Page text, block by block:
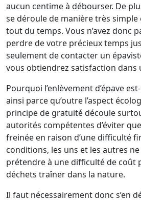
aucun centime à débourser. De
se déroule de manière très
tout du temps. Vous n’avez donc
perdre de votre précieux temps
seulement de contacter un
vous obtiendrez satisfaction dans
Pourquoi l’enlèvement d’épave
ainsi parce qu’outre l’aspect
principe de gratuité découle
autorités compétentes d’éviter
freinée en raison d’une difficulté
conditions, les uns et les autres
prétendre à une difficulté de coût
déchets traîner dans la nature.
Il faut nécessairement donc s’en